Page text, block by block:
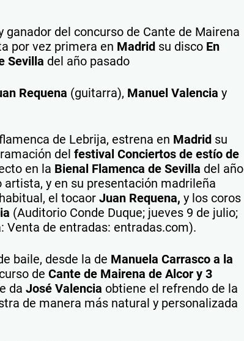
del concurso de Cante de Mairena
por vez primera en Madrid su disco En
Sevilla del año pasado
Requena (guitarra), Manuel Valencia y
de Lebrija, estrena en Madrid su
del festival Conciertos de estío de
en la Bienal Flamenca de Sevilla del año
y en su presentación madrileña
el tocaor Juan Requena, y los coros
(Auditorio Conde Duque; jueves 9 de julio;
Venta de entradas: entradas.com).
baile, desde la de Manuela Carrasco a la
de Cante de Mairena de Alcor y 3
da José Valencia obtiene el refrendo de la
de manera más natural y personalizada